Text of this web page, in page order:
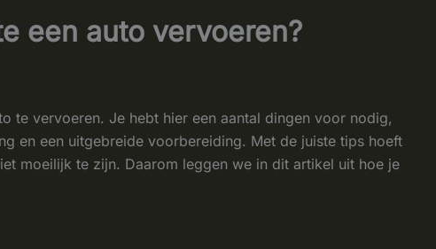
een auto vervoeren?
te vervoeren. Je hebt hier een aantal dingen voor nodig,
en een uitgebreide voorbereiding. Met de juiste tips hoeft
moeilijk te zijn. Daarom leggen we in dit artikel uit hoe je